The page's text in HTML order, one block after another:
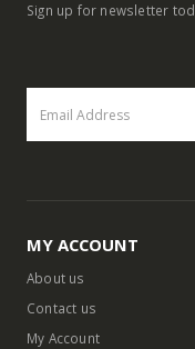
Sign up for newsletter
MY ACCOUNT
About us
Contact us
My Account